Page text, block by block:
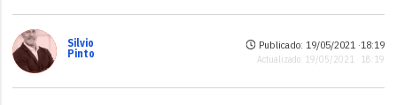
Silvio
Pinto
Publicado: 19/05/2021 ·18:19
Actualizado: 19/05/2021 · 18:19